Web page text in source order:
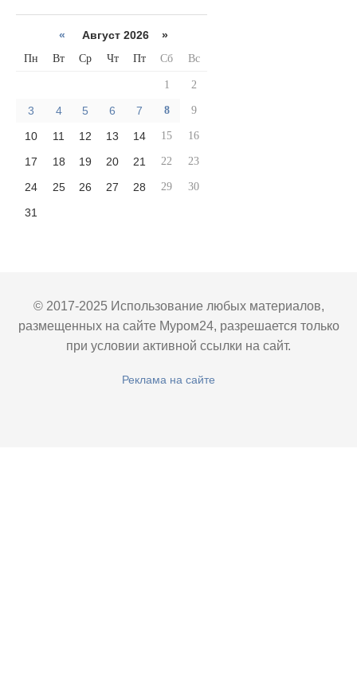
« Август 2026 »
Пн Вт Ср Чт Пт Сб Вс
1 2
3 4 5 6 7 8 9
10 11 12 13 14 15 16
17 18 19 20 21 22 23
24 25 26 27 28 29 30
31
© 2017-2025 Использование любых материалов,
размещенных на сайте Муром24, разрешается только
при условии активной ссылки на сайт.
Реклама на сайте